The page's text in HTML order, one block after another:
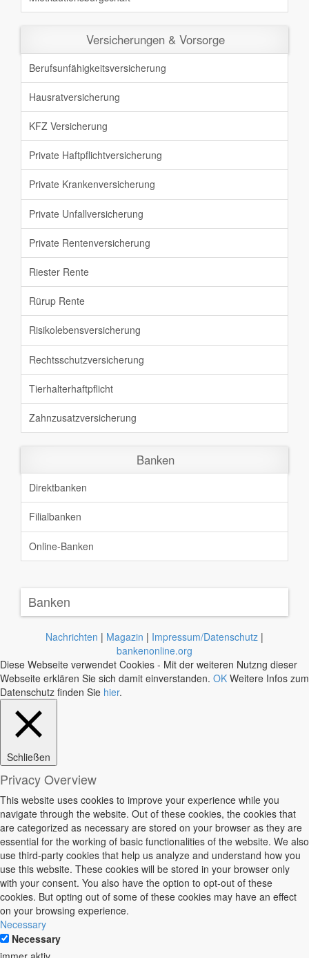
Versicherungen & Vorsorge
Berufsunfähigkeitsversicherung
Hausratversicherung
KFZ Versicherung
Private Haftpflichtversicherung
Private Krankenversicherung
Private Unfallversicherung
Private Rentenversicherung
Riester Rente
Rürup Rente
Risikolebensversicherung
Rechtsschutzversicherung
Tierhalterhaftpflicht
Zahnzusatzversicherung
Banken
Direktbanken
Filialbanken
Online-Banken
Banken
Nachrichten | Magazin | Impressum/Datenschutz |
bankenonline.org
Diese Webseite verwendet Cookies - Mit der weiteren Nutzng dieser
Webseite erklären Sie sich damit einverstanden. OK Weitere Infos zum
Datenschutz finden Sie hier.
Schließen
Privacy Overview
This website uses cookies to improve your experience while you
navigate through the website. Out of these cookies, the cookies that
are categorized as necessary are stored on your browser as they are
essential for the working of basic functionalities of the website. We also
use third-party cookies that help us analyze and understand how you
use this website. These cookies will be stored in your browser only
with your consent. You also have the option to opt-out of these
cookies. But opting out of some of these cookies may have an effect
on your browsing experience.
Necessary
Necessary